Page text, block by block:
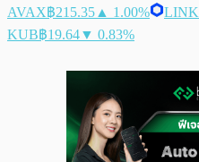
AVAX฿215.35 ▲ 1.00% LINK
KUB฿19.64▼ 0.83%